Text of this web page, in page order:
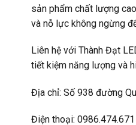
sản phẩm chất lượng
và nỗ lực không ngừng
Liên hệ với Thành Đạt
tiết kiệm năng lượng và
Địa chỉ: Số 938 đường
Điện thoại: